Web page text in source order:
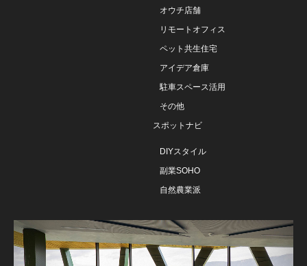
オウチ店舗
リモートオフィス
ペット共生住宅
アイデア倉庫
駐車スペース活用
その他
スポットナビ
DIYスタイル
副業SOHO
自然農業派